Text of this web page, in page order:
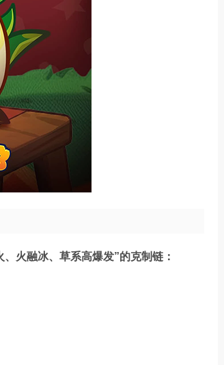
火融冰、草系高爆发”的克制链：